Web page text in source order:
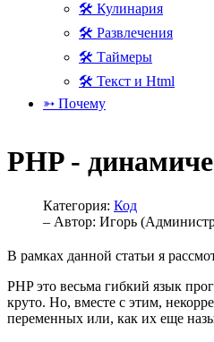
🛠 Кулинария
🛠 Развлечения
🛠 Таймеры
🛠 Текст и Html
➳ Почему
PHP -
Категория: Код
– Автор: Игорь
В рамках данной статьи я
PHP это весьма гибкий язык
круто. Но, вместе с этим,
переменных или, как их еще